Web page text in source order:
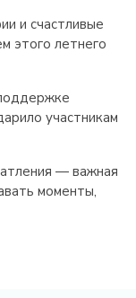
и счастливые
этого летнего
участникам
— важная
моменты,